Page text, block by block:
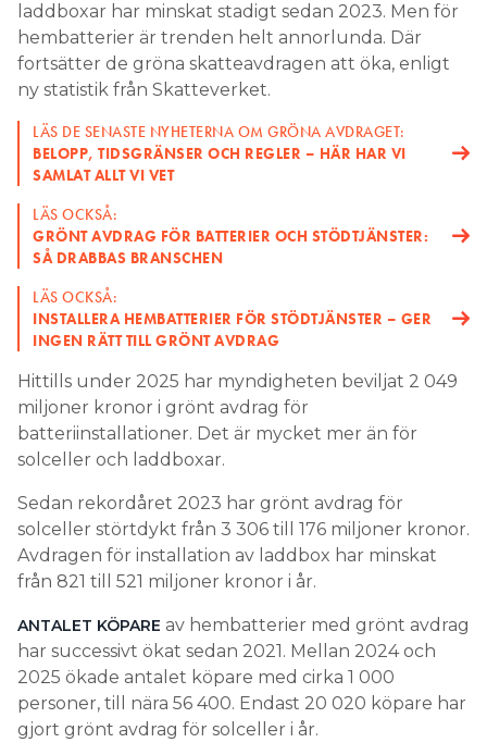
laddboxar har minskat stadigt sedan 2023. Men för
hembatterier är trenden helt annorlunda. Där
fortsätter de gröna skatteavdragen att öka, enligt
ny statistik från Skatteverket.
LÄS DE SENASTE NYHETERNA OM GRÖNA AVDRAGET:
BELOPP, TIDSGRÄNSER OCH REGLER – HÄR HAR VI
SAMLAT ALLT VI VET
LÄS OCKSÅ:
GRÖNT AVDRAG FÖR BATTERIER OCH STÖDTJÄNSTER:
SÅ DRABBAS BRANSCHEN
LÄS OCKSÅ:
INSTALLERA HEMBATTERIER FÖR STÖDTJÄNSTER – GER
INGEN RÄTT TILL GRÖNT AVDRAG
Hittills under 2025 har myndigheten beviljat 2 049
miljoner kronor i grönt avdrag för
batteriinstallationer. Det är mycket mer än för
solceller och laddboxar.
Sedan rekordåret 2023 har grönt avdrag för
solceller störtdykt från 3 306 till 176 miljoner kronor.
Avdragen för installation av laddbox har minskat
från 821 till 521 miljoner kronor i år.
ANTALET KÖPARE av hembatterier med grönt avdrag
har successivt ökat sedan 2021. Mellan 2024 och
2025 ökade antalet köpare med cirka 1 000
personer, till nära 56 400. Endast 20 020 köpare har
gjort grönt avdrag för solceller i år.